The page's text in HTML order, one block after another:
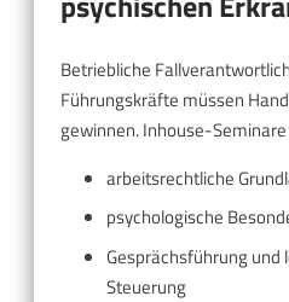
Betriebliche
Führungskräfte müssen
gewinnen. Inhouse-
arbeitsrechtliche
psychologische
Gesprächsführung
Steuerung